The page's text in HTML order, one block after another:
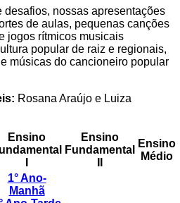
desafios, nossas apresentações
de aulas, pequenas canções
jogos rítmicos musicais
popular de raiz e regionais,
músicas do cancioneiro popular
Rosana Araújo e Luiza
Ensino
Ensino
Fundamental
Ensino
Médio
1° Ano-
Manhã